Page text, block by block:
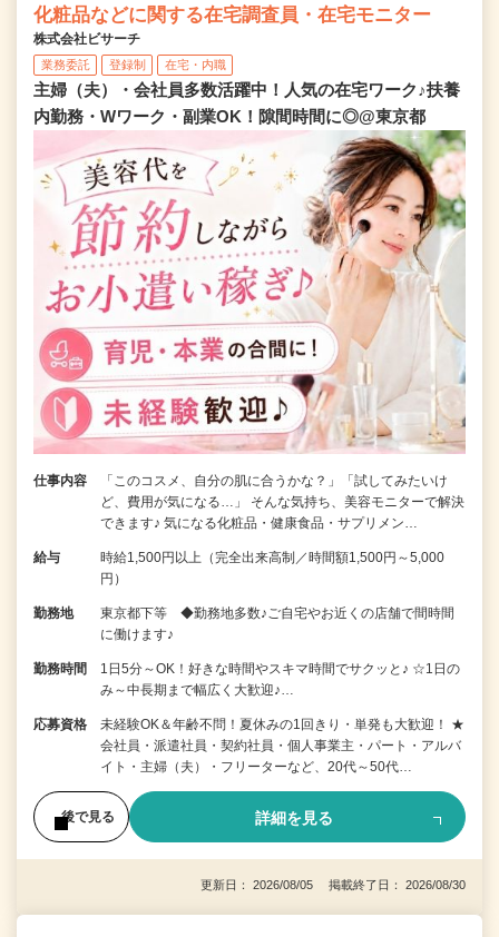
化粧品などに関する在宅調査員・在宅モニター
株式会社ビサーチ
業務委託 登録制 在宅・内職
主婦（夫）・会社員多数活躍中！人気の在宅ワーク♪扶養
内勤務・Wワーク・副業OK！隙間時間に◎@東京都
仕事内容
「このコスメ、自分の肌に合うかな？」「試してみたいけ
ど、費用が気になる…」 そんな気持ち、美容モニターで解決
できます♪ 気になる化粧品・健康食品・サプリメン…
給与
時給1,500円以上（完全出来高制／時間額1,500円～5,000
円）
勤務地
東京都下等 ◆勤務地多数♪ご自宅やお近くの店舗で間時間
に働けます♪
勤務時間
1日5分～OK！好きな時間やスキマ時間でサクッと♪ ☆1日の
み～中長期まで幅広く大歓迎♪…
応募資格
未経験OK＆年齢不問！夏休みの1回きり・単発も大歓迎！ ★
会社員・派遣社員・契約社員・個人事業主・パート・アルバ
イト・主婦（夫）・フリーターなど、20代～50代…
後で見る 詳細を見る
更新日： 2026/08/05 掲載終了日： 2026/08/30